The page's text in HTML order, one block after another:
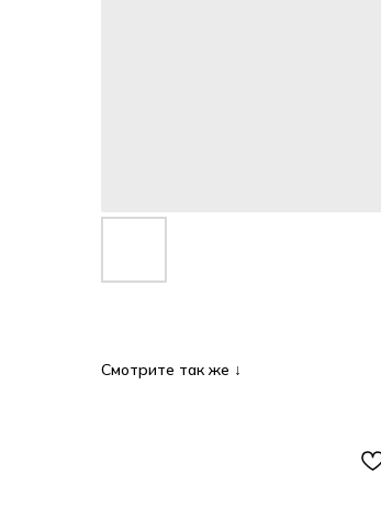
Смотрите так же ↓